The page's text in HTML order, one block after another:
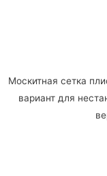
Москитная сетка
вариант для